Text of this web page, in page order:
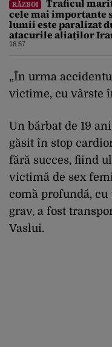
RĂZBOI
Traficul
cele mai importante
lumii este paralizat
atacurile aliaților
16:57
„În urma
victime, cu vârste
Un bărbat de 19
găsit în stop
fără succes, fiind
victimă de sex
comă profundă,
grav, a fost
Vaslui.